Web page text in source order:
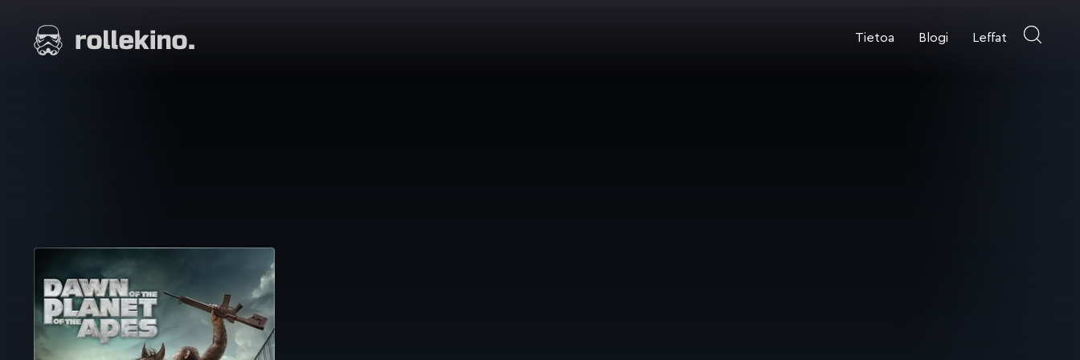
suoraan
sisältöön
Elokuvat ja elokuva-arviot | Rollekino.fi
Tietoa Blogi Leffat